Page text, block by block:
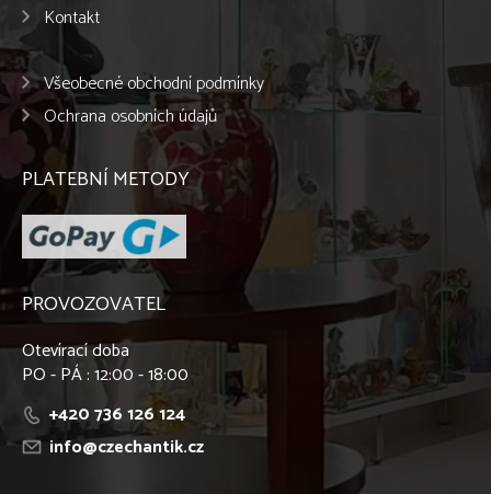
Kontakt
Všeobecné obchodní podmínky
Ochrana osobních údajů
PLATEBNÍ METODY
PROVOZOVATEL
Otevírací doba
PO - PÁ : 12:00 - 18:00
+420 736 126 124
info@czechantik.cz